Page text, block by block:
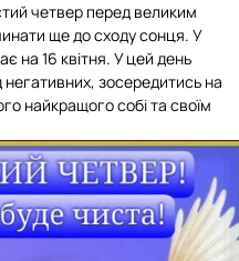
четвер перед великим
ще до сходу сонця. У
на 16 квітня. У цей день
негативних, зосередитись на
найкращого собі та своїм